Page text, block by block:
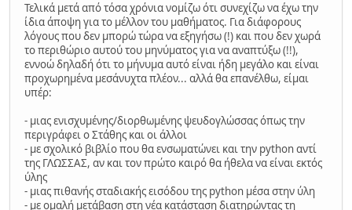
Τελικά μετά από τόσα χρόνια νομίζω ότι συνεχίζω να έχω την
ίδια άποψη για το μέλλον του μαθήματος. Για διάφορους
λόγους που δεν μπορώ τώρα να εξηγήσω (!) και που δεν χωρά
το περιθώριο αυτού του μηνύματος για να αναπτύξω (!!),
εννοώ δηλαδή ότι το μήνυμα αυτό είναι ήδη μεγάλο και είναι
προχωρημένα μεσάνυχτα πλέον... αλλά θα επανέλθω, είμαι
υπέρ:
- μιας ενισχυμένης/διορθωμένης ψευδογλώσσας όπως την
περιγράφει ο Στάθης και οι άλλοι
- με σχολικό βιβλίο που θα ενσωματώνει και την python αντί
της ΓΛΩΣΣΑΣ, αν και τον πρώτο καιρό θα ήθελα να είναι εκτός
ύλης
- μιας πιθανής σταδιακής εισόδου της python μέσα στην ύλη
- με ομαλή μετάβαση στη νέα κατάσταση διατηρώντας τη